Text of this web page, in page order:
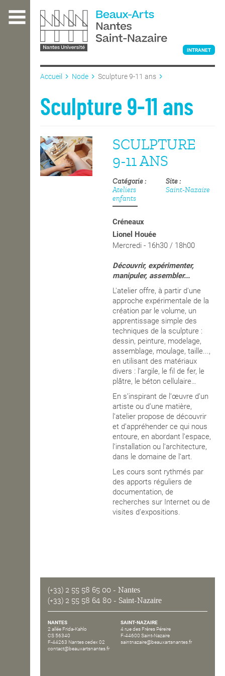
contenu
L'ÉCOLE
ENSEIGNEMENT
INTERNATIONAL
INTRANET
Accueil Node Sculpture 9-11 ans
Sculpture 9-11 ans
SCULPTURE
9-11 ANS
Catégorie
Ateliers
enfants
Site
Saint-Nazaire
Créneaux
Lionel Houée
Mercredi - 16h30 / 18h00
Découvrir, expérimenter,
manipuler, assembler...
L'atelier offre, à partir d'une
approche expérimentale de la
création par le volume, un
apprentissage simple des
techniques de la sculpture :
dessin, peinture, modelage,
assemblage, moulage, taille...,
en utilisant des matériaux
divers : l’argile, le fil de fer, le
plâtre, le béton cellulaire…
En s’inspirant de l’œuvre d’un
artiste ou d’une matière,
l’atelier propose de découvrir
et d’appréhender ce qui nous
entoure, en abordant l’espace,
l’installation ou l’architecture,
dans le domaine de l’art.
Les cours sont rythmés par
des apports réguliers de
documentation, de
recherches sur Internet ou de
visites d’expositions.
(+33) 2 55 58 65 00 - Nantes
(+33) 2 55 58 64 80 - Saint-Nazaire
NANTES
2 allée Frida-Kahlo
CS 56340
F-44263 Nantes cedex 02
contact@beauxartsnantes.fr
SAINT-NAZAIRE
4 rue des Frères Péreire
F-44600 Saint-Nazaire
saintnazaire@beauxartsnantes.fr